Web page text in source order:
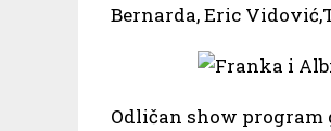
Bernarda, Eric
Odličan show